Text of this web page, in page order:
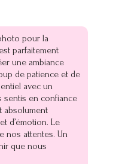
pour la
parfaitement
une ambiance
de patience et de
avec un
sentis en confiance
absolument
d’émotion. Le
nos attentes. Un
que nous